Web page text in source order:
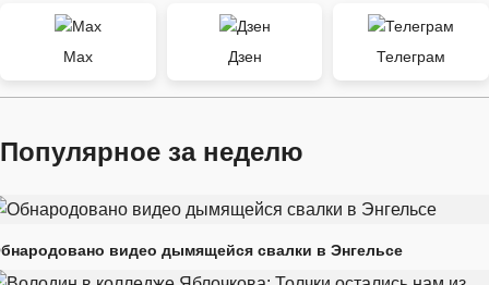
Max Дзен Телеграм
Популярное за неделю
видео дымящейся свалки в Энгельсе